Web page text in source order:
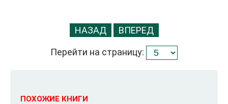
НАЗАД ВПЕРЕД
Перейти на страницу:
ПОХОЖИЕ КНИГИ